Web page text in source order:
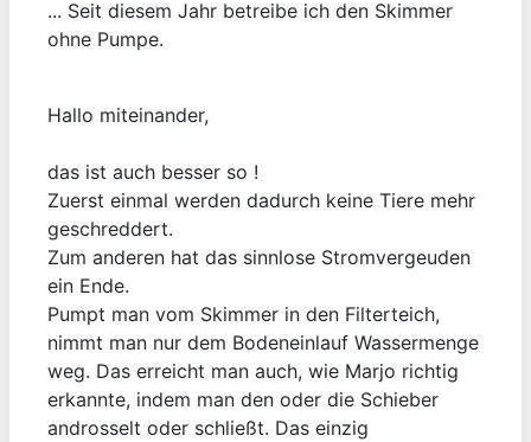
... Seit diesem Jahr betreibe ich den Skimmer
ohne Pumpe.
Hallo miteinander,
das ist auch besser so !
Zuerst einmal werden dadurch keine Tiere mehr
geschreddert.
Zum anderen hat das sinnlose Stromvergeuden
ein Ende.
Pumpt man vom Skimmer in den Filterteich,
nimmt man nur dem Bodeneinlauf Wassermenge
weg. Das erreicht man auch, wie Marjo richtig
erkannte, indem man den oder die Schieber
androsselt oder schließt. Das einzig